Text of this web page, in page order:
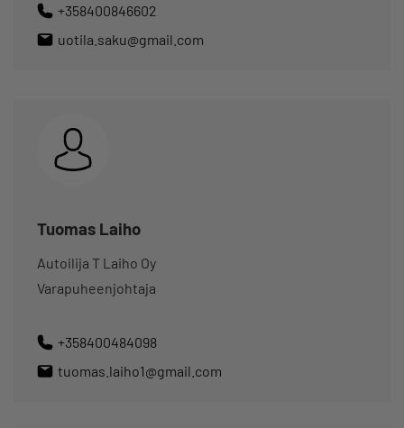
+358400846602
uotila.saku@gmail.com
Tuomas Laiho
Autoilija T Laiho Oy
Varapuheenjohtaja
+358400484098
tuomas.laiho1@gmail.com